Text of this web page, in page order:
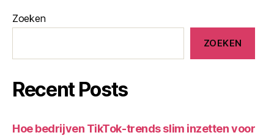
Zoeken
ZOEKEN
Recent Posts
Hoe bedrijven TikTok-trends slim inzetten voor